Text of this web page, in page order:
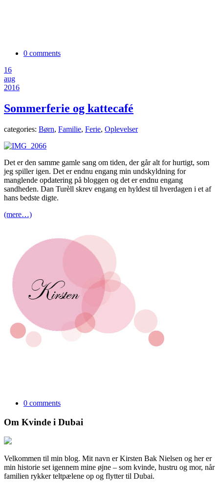
0 comments
16
aug
2016
Sommerferie og kattecafé
categories: Børn, Familie, Ferie, Oplevelser
Det er den samme gamle sang om tiden, der går alt for hurtigt, som
jeg spiller igen. Det er endnu engang min undskyldning for
manglende opdatering på bloggen og det er endnu engang
sandheden. Dan Turèll skrev engang en hyldest til hverdagen i et af
hans bedste digte.
(mere…)
0 comments
Om Kvinde i Dubai
Velkommen til min blog. Mit navn er Kirsten Bak Nielsen og her er
min historie set igennem mine øjne – som kvinde, hustru og mor, når
familien rykker teltpælene op og flytter til Dubai.